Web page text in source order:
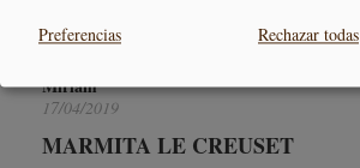
Miriam
17/04/2019
MARMITA LE CREUSET
Preferencias Rechazar todas